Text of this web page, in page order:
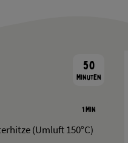
50
Minuten
1 Min
(Umluft 150°C)